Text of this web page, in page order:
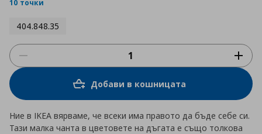
10 точки
404.848.35
Добави в кошницата
Ние в IKEA вярваме, че всеки има правото да бъде себе си.
Тази малка чанта в цветовете на дъгата е също толкова